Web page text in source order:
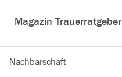
Magazin Trauerratgeber
Nachbarschaft